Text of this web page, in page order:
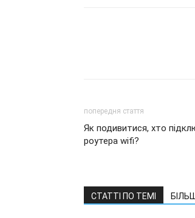
попередня стаття
Як подивитися, хто
роутера wifi?
СТАТТІ ПО ТЕМІ